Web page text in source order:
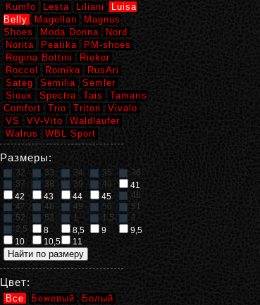
Kumfo
Lesta Liliani
Luisa
Belly
Magellan
Magnus
Shoes
Moda Donna
Nord
Norita
Peatika
PM-shoes
Regina Bottini
Rieker
Roccol
Romika
RusAri
Sateg
Semilia
Semler
Sioux
Spectra Tais
Tamaris
Comfort
Trio Triton
Vivalo
VS
VV-Vito
Waldlaufer
Walrus
WBL Sport
Размеры:
32 33 34 35
36
37
38 39 40
41
42
43 44 45
46
47
48 49 50
51
52
53 1 1,5
2
2,5
8 8,5 9
9,5
10
10,5 11
Цвет:
Все Бежевый
Белый